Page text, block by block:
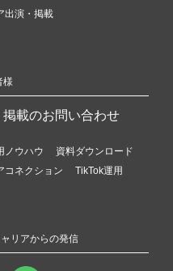
出演・掲載
様
掲載のお問い合わせ
ノウハウ
資料ダウンロード
コネクション
TikTok運用
リアからの発信